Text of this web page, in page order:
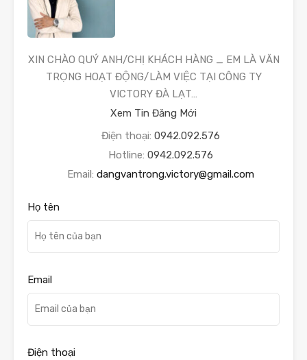
XIN CHÀO QUÝ ANH/CHỊ KHÁCH HÀNG _ EM LÀ VĂN
TRỌNG HOẠT ĐỘNG/LÀM VIỆC TẠI CÔNG TY
VICTORY ĐÀ LẠT…
Xem Tin Đăng Mới
Điện thoại: 0942.092.576
Hotline: 0942.092.576
Email: dangvantrong.victory@gmail.com
Họ tên
Email
Điện thoại